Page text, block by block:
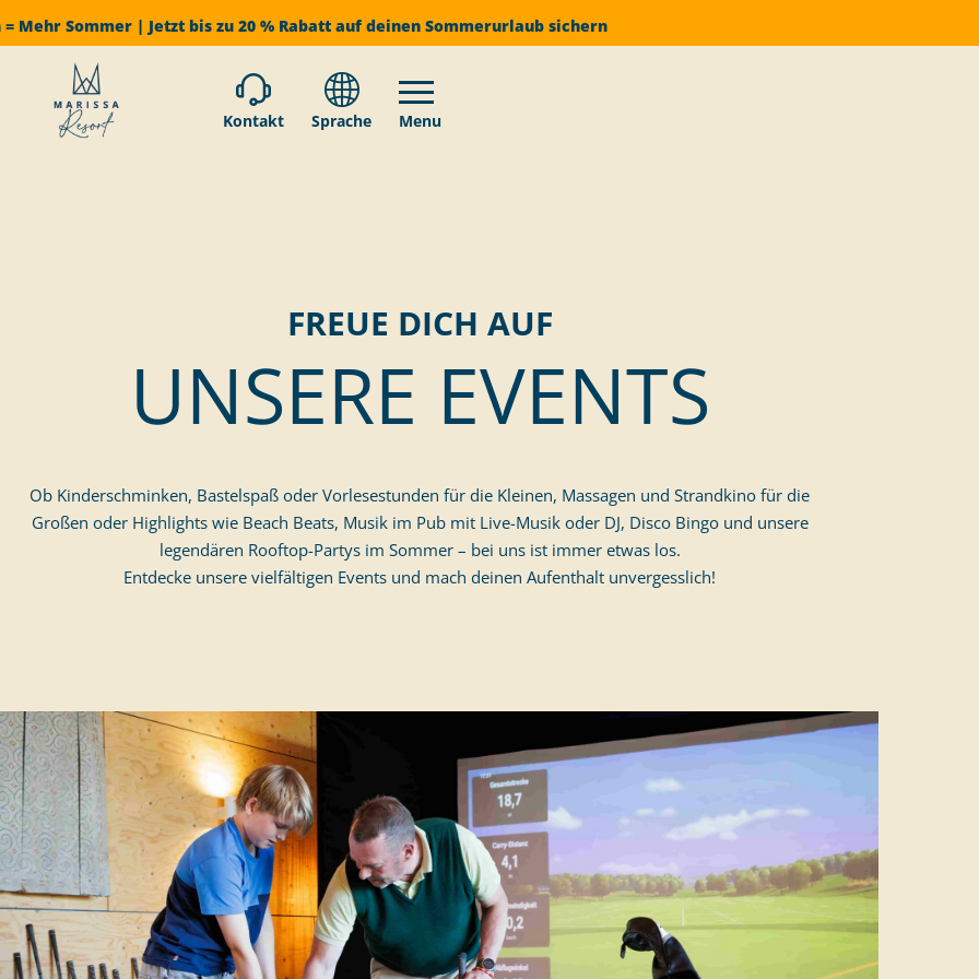
Mehr Sommer | Jetzt bis zu 20 % Rabatt auf deinen Sommerurlaub sichern
Kontakt Sprache Menu
FREUE DICH AUF
UNSERE EVENTS
Ob Kinderschminken, Bastelspaß oder Vorlesestunden für die Kleinen, Massagen und Strandkino für die
Großen oder Highlights wie Beach Beats, Musik im Pub mit Live-Musik oder DJ, Disco Bingo und unsere
legendären Rooftop-Partys im Sommer – bei uns ist immer etwas los.
Entdecke unsere vielfältigen Events und mach deinen Aufenthalt unvergesslich!